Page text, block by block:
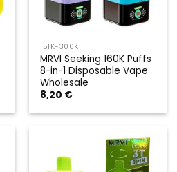
151K-300K
MRVI Seeking 160K Puffs
8-in-1 Disposable Vape
Wholesale
8,20 €